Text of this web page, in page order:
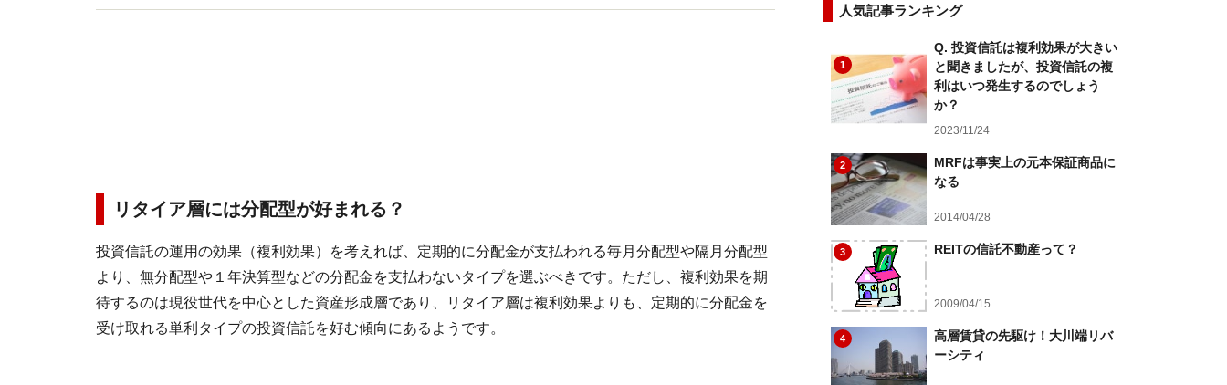
きできる無理のない家計管理法をアドバイスしています。
リタイア層には分配型が好まれる？
投資信託の運用の効果（複利効果）を考えれば、定期的に分配金が支払われる毎月分配型や隔月分配型
より、無分配型や１年決算型などの分配金を支払わないタイプを選ぶべきです。ただし、複利効果を期
待するのは現役世代を中心とした資産形成層であり、リタイア層は複利効果よりも、定期的に分配金を
受け取れる単利タイプの投資信託を好む傾向にあるようです。
人気記事ランキング
1
Q. 投資信託は複利効果が大きい
と聞きましたが、投資信託の複
利はいつ発生するのでしょう
か？
2023/11/24
2
MRFは事実上の元本保証商品に
なる
2014/04/28
3 REITの信託不動産って？
2009/04/15
4
高層賃貸の先駆け！大川端リバ
ーシティ